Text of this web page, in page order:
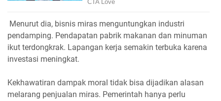
Menurut dia, bisnis miras menguntungkan industri
pendamping. Pendapatan pabrik makanan dan minuman
ikut terdongkrak. Lapangan kerja semakin terbuka karena
investasi meningkat.
Kekhawatiran dampak moral tidak bisa dijadikan alasan
melarang penjualan miras. Pemerintah hanya perlu